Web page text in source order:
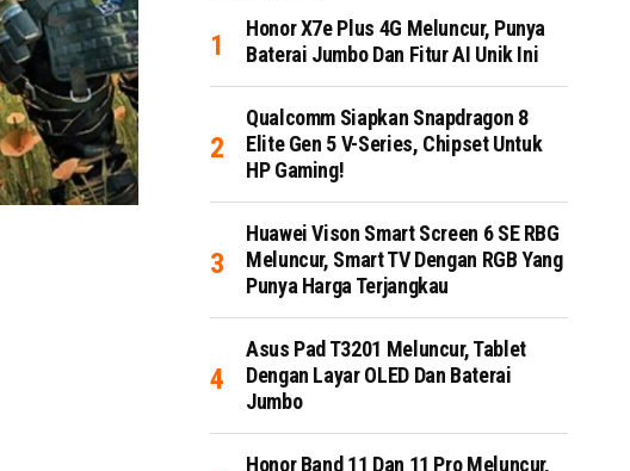
Honor X7e Plus 4G Meluncur, Punya
Baterai Jumbo Dan Fitur AI Unik Ini
Qualcomm Siapkan Snapdragon 8
Elite Gen 5 V-Series, Chipset Untuk
HP Gaming!
Huawei Vison Smart Screen 6 SE RBG
Meluncur, Smart TV Dengan RGB Yang
Punya Harga Terjangkau
Asus Pad T3201 Meluncur, Tablet
Dengan Layar OLED Dan Baterai
Jumbo
Honor Band 11 Dan 11 Pro Meluncur,